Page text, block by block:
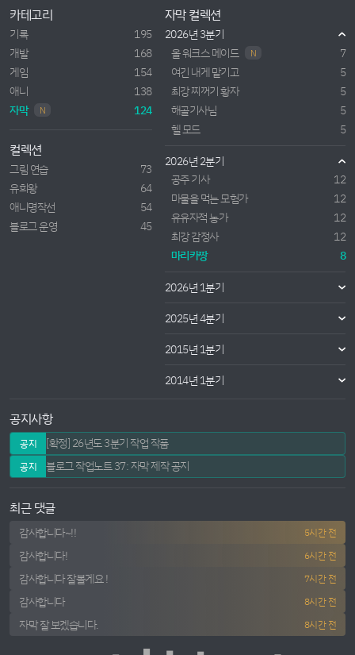
카테고리
기록
195
개발
168
게임
154
애니
138
자막
N 124
컬렉션
그림 연습
73
유희왕
64
애니명작선
54
블로그 운영
45
자막 컬렉션
2026년 3분기
올 워크스 메이드
N
7
여긴 내게 맡기고
5
최강 찌꺼기 황자
5
해골기사님
5
헬 모드
5
2026년 2분기
공주 기사
12
마물을 먹는 모험가
12
유유자적 농가
12
최강 감정사
12
마리카짱
8
2026년 1분기
2025년 4분기
2015년 1분기
2014년 1분기
공지사항
공지 [확정] 26년도 3분기 작업 작품
공지 블로그 작업노트 37: 자막 제작 공지
최근 댓글
감사합니다~!! 5시간 전
감사합니다! 6시간 전
감사합니다 잘볼게요 ! 7시간 전
감사합니다 8시간 전
자막 잘 보겠습니다. 8시간 전